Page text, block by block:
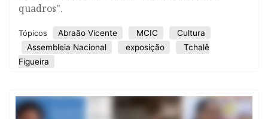
quadros".
Tópicos Abraão Vicente MCIC
Cultura
Assembleia Nacional
exposição
Tchalê
Figueira